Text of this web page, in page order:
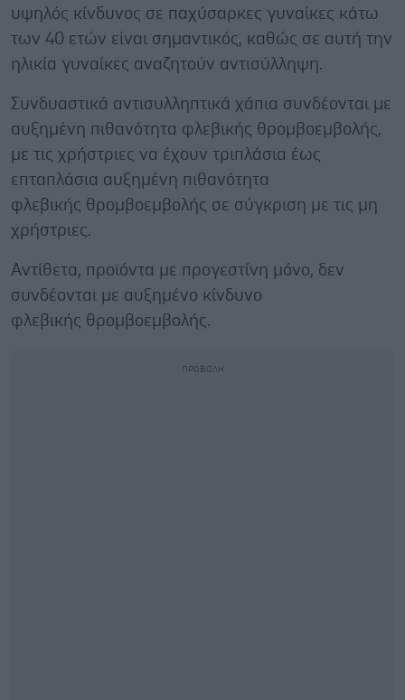
υψηλός κίνδυνος σε παχύσαρκες γυναίκες κάτω
των 40 ετών είναι σημαντικός, καθώς σε αυτή την
ηλικία γυναίκες αναζητούν αντισύλληψη.
Συνδυαστικά αντισυλληπτικά χάπια συνδέονται με
αυξημένη πιθανότητα φλεβικής θρομβοεμβολής,
με τις χρήστριες να έχουν τριπλάσια έως
επταπλάσια αυξημένη πιθανότητα
φλεβικής θρομβοεμβολής σε σύγκριση με τις μη
χρήστριες.
Αντίθετα, προϊόντα με προγεστίνη μόνο, δεν
συνδέονται με αυξημένο κίνδυνο
φλεβικής θρομβοεμβολής.